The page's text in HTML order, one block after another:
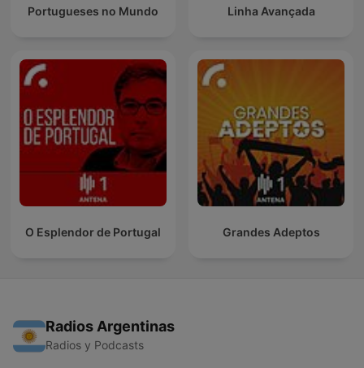
Portugueses no Mundo Linha Avançada
O Esplendor de Portugal Grandes Adeptos
Radios Argentinas
Radios y Podcasts